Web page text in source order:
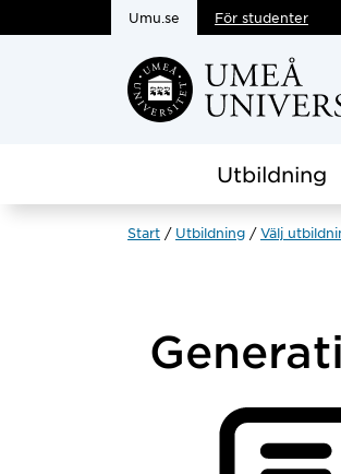
Hoppa direkt till
Umu.se För studenter
Utbildning
Start Utbildning Välj